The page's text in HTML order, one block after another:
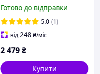
Готово до відправки
5.0 (1)
від248₴/міс
2 479₴
Купити